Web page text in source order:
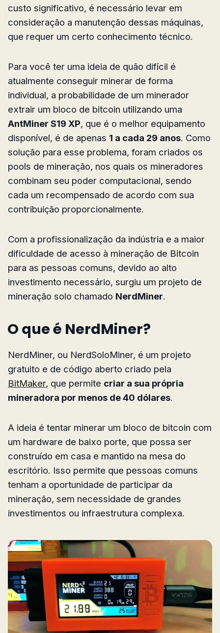
custo significativo, é necessário levar em
consideração a manutenção dessas máquinas,
que requer um certo conhecimento técnico.
Para você ter uma ideia de quão difícil é
atualmente conseguir minerar de forma
individual, a probabilidade de um minerador
extrair um bloco de bitcoin utilizando uma
AntMiner S19 XP, que é o melhor equipamento
disponível, é de apenas 1 a cada 29 anos. Como
solução para esse problema, foram criados os
pools de mineração, nos quais os mineradores
combinam seu poder computacional, sendo
cada um recompensado de acordo com sua
contribuição proporcionalmente.
Com a profissionalização da indústria e a maior
dificuldade de acesso à mineração de Bitcoin
para as pessoas comuns, devido ao alto
investimento necessário, surgiu um projeto de
mineração solo chamado NerdMiner.
O que é NerdMiner?
NerdMiner, ou NerdSoloMiner, é um projeto
gratuito e de código aberto criado pela
BitMaker, que permite criar a sua própria
mineradora por menos de 40 dólares.
A ideia é tentar minerar um bloco de bitcoin com
um hardware de baixo porte, que possa ser
construído em casa e mantido na mesa do
escritório. Isso permite que pessoas comuns
tenham a oportunidade de participar da
mineração, sem necessidade de grandes
investimentos ou infraestrutura complexa.